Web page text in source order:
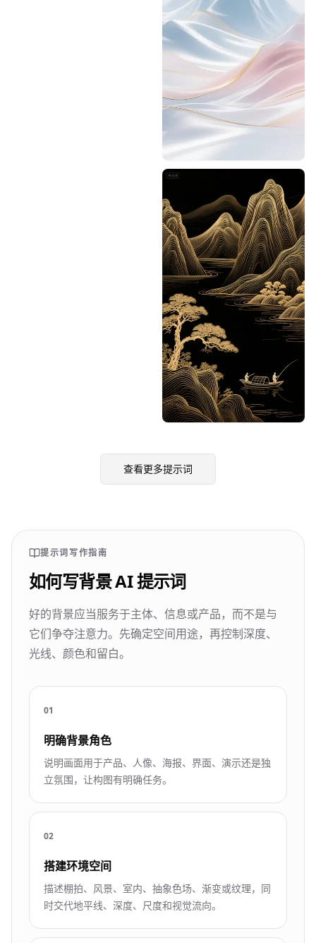
Designhint
Designhint 00
查看更多提示词
提示词写作指南
如何写背景 AI 提示词
好的背景应当服务于主体、信息或产品，而不是与
它们争夺注意力。先确定空间用途，再控制深度、
光线、颜色和留白。
01
明确背景角色
说明画面用于产品、人像、海报、界面、演示还是独
立氛围，让构图有明确任务。
02
搭建环境空间
描述棚拍、风景、室内、抽象色场、渐变或纹理，同
时交代地平线、深度、尺度和视觉流向。